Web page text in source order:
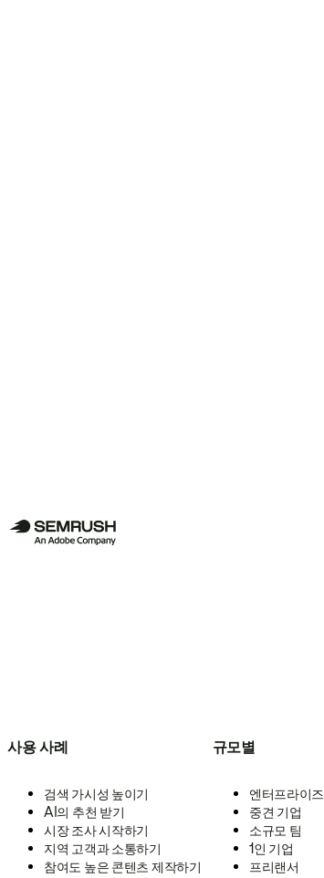
사용 사례
검색 가시성 높이기
AI의 추천 받기
시장 조사 시작하기
지역 고객과 소통하기
참여도 높은 콘텐츠 제작하기
규모별
엔터프라이즈
중견 기업
소규모 팀
1인 기업
프리랜서